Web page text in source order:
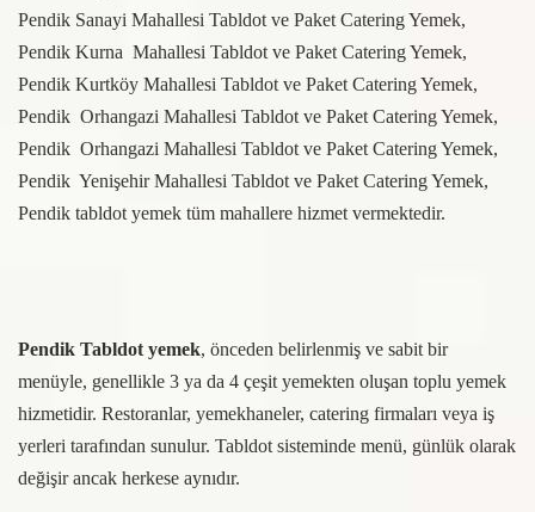
Pendik Sanayi Mahallesi Tabldot ve Paket Catering Yemek,
Pendik Kurna Mahallesi Tabldot ve Paket Catering Yemek,
Pendik Kurtköy Mahallesi Tabldot ve Paket Catering Yemek,
Pendik Orhangazi Mahallesi Tabldot ve Paket Catering Yemek,
Pendik Orhangazi Mahallesi Tabldot ve Paket Catering Yemek,
Pendik YenişehirMahallesi Tabldot ve Paket Catering Yemek,
Pendik tabldot yemek tüm mahallere hizmet vermektedir.
Pendik Tabldot yemek, önceden belirlenmiş ve sabit bir
menüyle, genellikle 3 ya da 4 çeşit yemekten oluşan toplu yemek
hizmetidir. Restoranlar, yemekhaneler, catering firmaları veya iş
yerleri tarafından sunulur. Tabldot sisteminde menü, günlük olarak
değişir ancak herkese aynıdır.